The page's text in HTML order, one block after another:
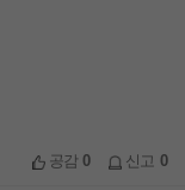
공감0 신고 0